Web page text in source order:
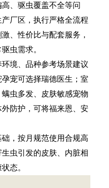
、驱虫覆盖不全等问
厂区，执行严格全流程
、性价比与配套服务，
虫需求。
境、品种参考场景建议
宠可选择瑞德医生；室
虫多发、皮肤敏感宠物
防护，可将福来恩、安
，按月规范使用合规高
虫引发的皮肤、内脏相
态。